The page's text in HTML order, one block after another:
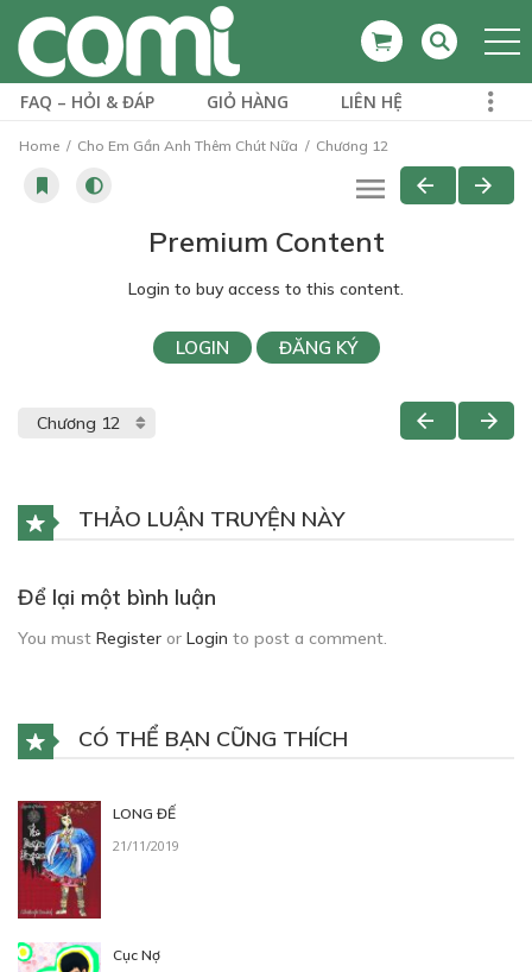
FAQ – HỎI & ĐÁP GIỎ HÀNG LIÊN HỆ
Home Cho Em Gần Anh Thêm Chút Nữa Chương 12
Premium Content
Login to buy access to this content.
LOGIN ĐĂNG KÝ
THẢO LUẬN TRUYỆN NÀY
Để lại một bình luận
You must Register or Login to post a comment.
CÓ THỂ BẠN CŨNG THÍCH
LONG ĐẾ
21/11/2019
Cục Nợ